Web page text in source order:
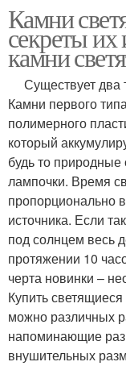
Камни
секреты
камни
Существует два
Камни первого
полимерного
который
будь то
лампочки. Время
пропорционально
источника. Если
под солнцем весь
протяжении 10
черта новинки –
Купить
можно различных
напоминающие
внушительных